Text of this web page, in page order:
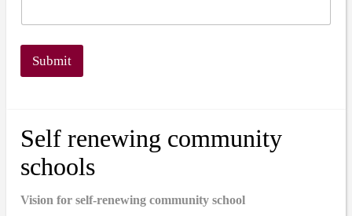
Submit
Self renewing community
schools
Vision for self-renewing community school